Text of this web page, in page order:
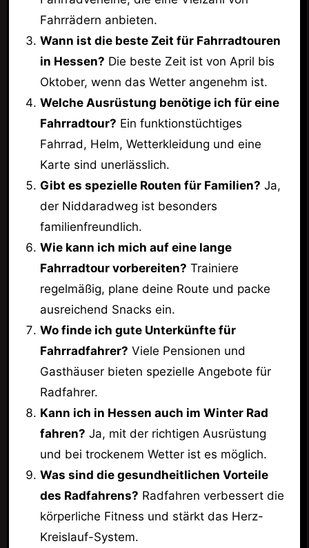
Fahrrädern anbieten.
Wann ist die beste Zeit für Fahrradtouren
in Hessen? Die beste Zeit ist von April bis
Oktober, wenn das Wetter angenehm ist.
Welche Ausrüstung benötige ich für eine
Fahrradtour? Ein funktionstüchtiges
Fahrrad, Helm, Wetterkleidung und eine
Karte sind unerlässlich.
Gibt es spezielle Routen für Familien? Ja,
der Niddaradweg ist besonders
familienfreundlich.
Wie kann ich mich auf eine lange
Fahrradtour vorbereiten? Trainiere
regelmäßig, plane deine Route und packe
ausreichend Snacks ein.
Wo finde ich gute Unterkünfte für
Fahrradfahrer? Viele Pensionen und
Gasthäuser bieten spezielle Angebote für
Radfahrer.
Kann ich in Hessen auch im Winter Rad
fahren? Ja, mit der richtigen Ausrüstung
und bei trockenem Wetter ist es möglich.
Was sind die gesundheitlichen Vorteile
des Radfahrens? Radfahren verbessert die
körperliche Fitness und stärkt das Herz-
Kreislauf-System.